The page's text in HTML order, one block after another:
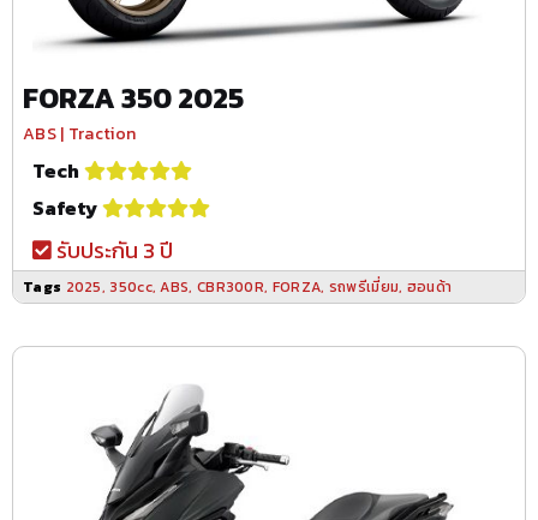
FORZA 350 2025
ABS | Traction
Tech
Safety
รับประกัน 3 ปี
Tags 2025, 350cc,ABS, CBR300R, FORZA, รถพรีเมี่ยม, ฮอนด้า